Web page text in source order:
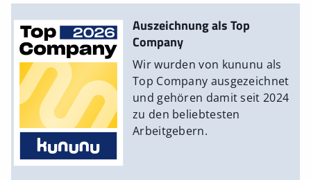
Auszeichnung als Top
Company
Wir wurden von kununu als
Top Company ausgezeichnet
und gehören damit seit 2024
zu den beliebtesten
Arbeitgebern.